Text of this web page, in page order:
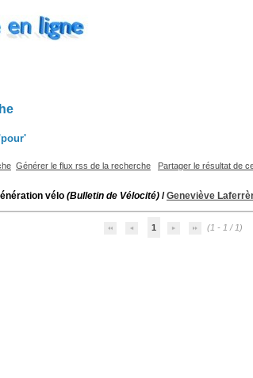
Générer le flux rss de la recherche Partager le résultat de
vélo (Bulletin de Vélocité) /Geneviève
1 (1 - 1 / 1)